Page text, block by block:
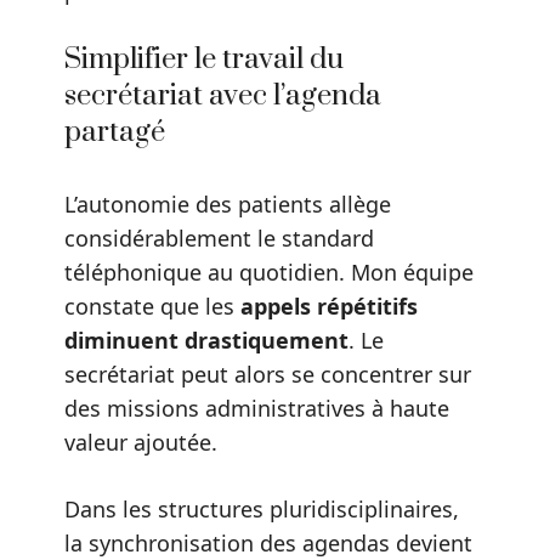
Simplifier le travail du
secrétariat avec l’agenda
partagé
L’autonomie des patients allège
considérablement le standard
téléphonique au quotidien. Mon équipe
constate que les appels répétitifs
diminuent drastiquement. Le
secrétariat peut alors se concentrer sur
des missions administratives à haute
valeur ajoutée.
Dans les structures pluridisciplinaires,
la synchronisation des agendas devient